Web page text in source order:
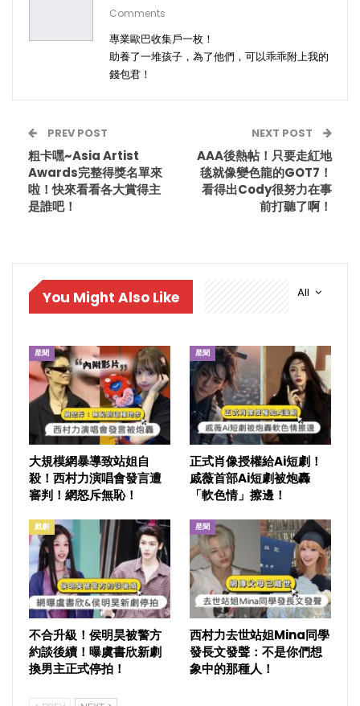
Comments
專業歐巴收集戶一枚！
助養了一堆孩子，為了他們，可以乖乖附上我的
錢包君！
PREV POST
粗卡嘿~Asia Artist
Awards完整得獎名單來
啦！快來看看各大賞得主
是誰吧！
NEXT POST
AAA後熱帖！只要走紅地
毯就像變色龍的GOT7！
看得出Cody很努力在事
前打聽了啊！
All
You Might Also Like
星聞
大規模網暴導致站姐自
殺！西村力演唱會發言遭
審判！網怒斥無恥！
星聞
正式肖像授權給Ai短劇！
戚薇首部Ai短劇被炮轟
「軟色情」擦邊！
戲劇
不合升級！侯明昊被警方
約談後續！曝虞書欣新劇
換男主正式停拍！
星聞
西村力去世站姐Mina同學
發長文發聲：不是你們想
象中的那種人！